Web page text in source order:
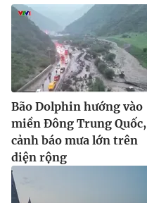
Bão Dolphin hướng vào
miền Đông Trung Quốc,
cảnh báo mưa lớn trên
diện rộng